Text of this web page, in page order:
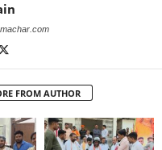
FROM AUTHOR